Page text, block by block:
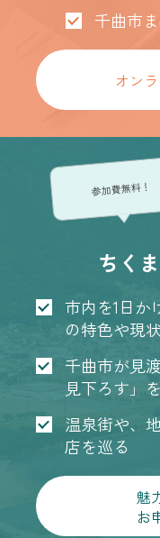
千曲市
オン
参加費無料！
ちく
市内を1日か
の特色や現
千曲市が見
見下ろす」
温泉街や、
店を巡る
魅
お